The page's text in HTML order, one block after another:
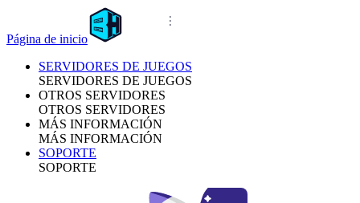
Página de inicio
SERVIDORES DE JUEGOS
SERVIDORES DE JUEGOS
OTROS SERVIDORES
OTROS SERVIDORES
MÁS INFORMACIÓN
MÁS INFORMACIÓN
SOPORTE
SOPORTE